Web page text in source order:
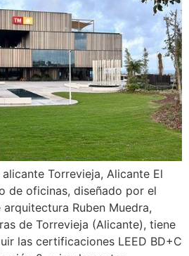
Torrevieja, Alicante El
de oficinas, diseñado por el
Ruben Muedra,
de Torrevieja (Alicante), tiene
las certificaciones LEED BD+C